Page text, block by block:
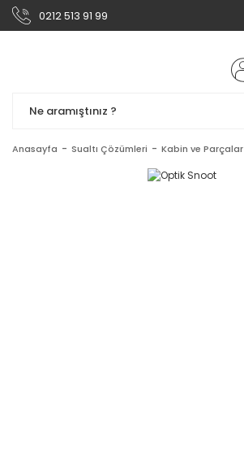
0212 513 91 99
Anasayfa Sualtı Çözümleri Kabin ve Parçalar